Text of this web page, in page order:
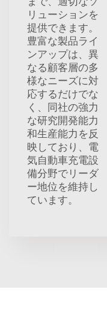
リューションを
提供できます。
豊富な製品ライ
ンアップは、異
なる顧客層の多
様なニーズに対
応するだけでな
く、同社の強力
な研究開発能力
和生産能力を反
映しており、電
気自動車充電設
備分野でリーダ
ー地位を維持し
ています。